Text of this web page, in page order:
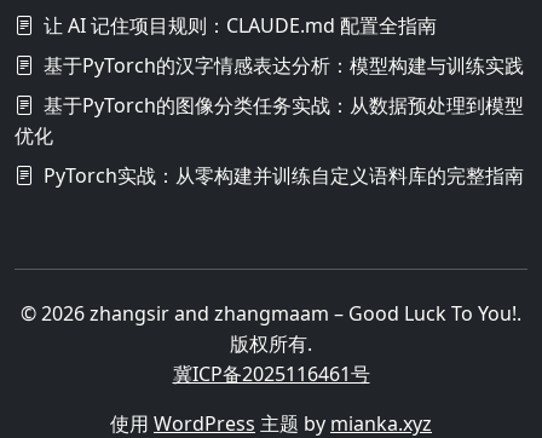
让 AI 记住项目规则：CLAUDE.md 配置全指南
基于PyTorch的汉字情感表达分析：模型构建与训练实践
基于PyTorch的图像分类任务实战：从数据预处理到模型
优化
PyTorch实战：从零构建并训练自定义语料库的完整指南
© 2026 zhangsir and zhangmaam – Good Luck To You!.
版权所有.
冀ICP备2025116461号
使用 WordPress 主题 by mianka.xyz